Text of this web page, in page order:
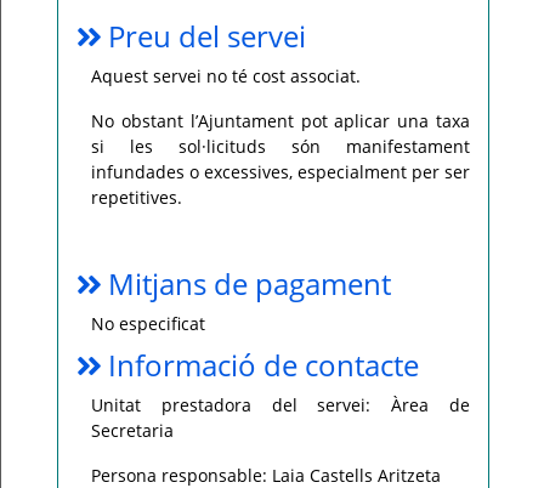
Preu del servei
Aquest servei no té cost associat.
No obstant l’Ajuntament pot aplicar una taxa
si les sol·licituds són manifestament
infundades o excessives, especialment per ser
repetitives.
Mitjans de pagament
No especificat
Informació de contacte
Unitat prestadora del servei: Àrea de
Secretaria
Persona responsable: Laia Castells Aritzeta